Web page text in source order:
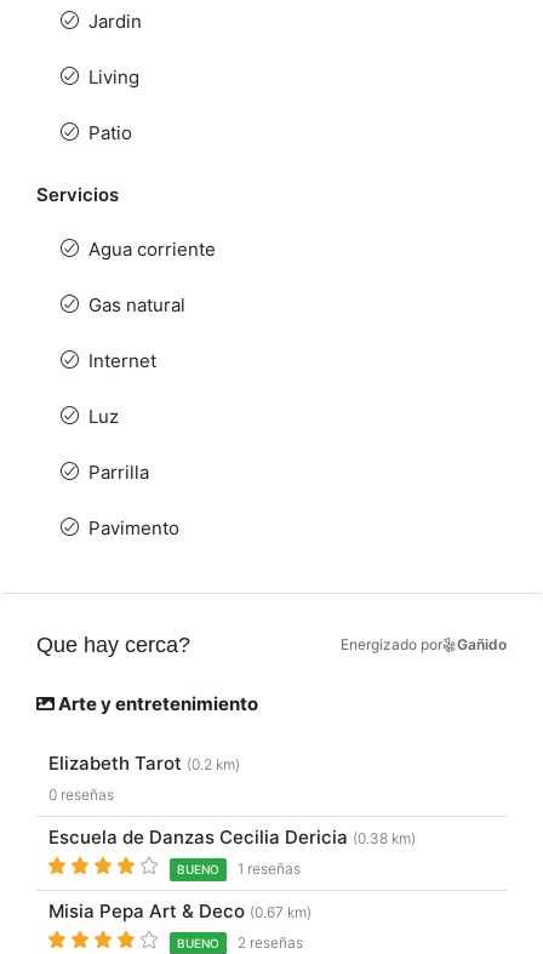
Jardin
Living
Patio
Servicios
Agua corriente
Gas natural
Internet
Luz
Parrilla
Pavimento
Que hay cerca? Energizado por Gañido
Arte y entretenimiento
Elizabeth Tarot (0.2 km)
0 reseñas
Escuela de Danzas Cecilia Dericia (0.38 km)
BUENO 1 reseñas
Misia Pepa Art & Deco (0.67 km)
BUENO 2 reseñas